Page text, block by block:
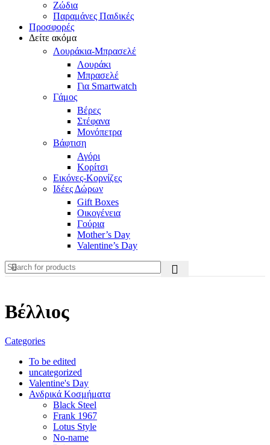
Ζώδια
Παραμάνες Παιδικές
Προσφορές
Δείτε ακόμα
Λουράκια-Μπρασελέ
Λουράκι
Μπρασελέ
Για Smartwatch
Γάμος
Βέρες
Στέφανα
Μονόπετρα
Βάφτιση
Αγόρι
Κορίτσι
Εικόνες-Κορνίζες
Ιδέες Δώρων
Gift Boxes
Οικογένεια
Γούρια
Mother’s Day
Valentine’s Day
Βέλλιος
Categories
To be edited
uncategorized
Valentine's Day
Ανδρικά Κοσμήματα
Black Steel
Frank 1967
Lotus Style
No-name